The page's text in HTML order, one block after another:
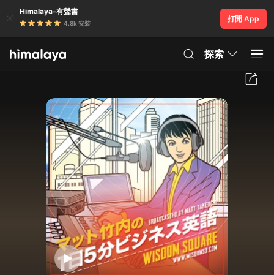
Himalaya-有聲書
4.8k 安裝
打開 App
探索